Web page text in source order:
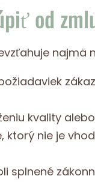
od
kvality
nie je
splnené